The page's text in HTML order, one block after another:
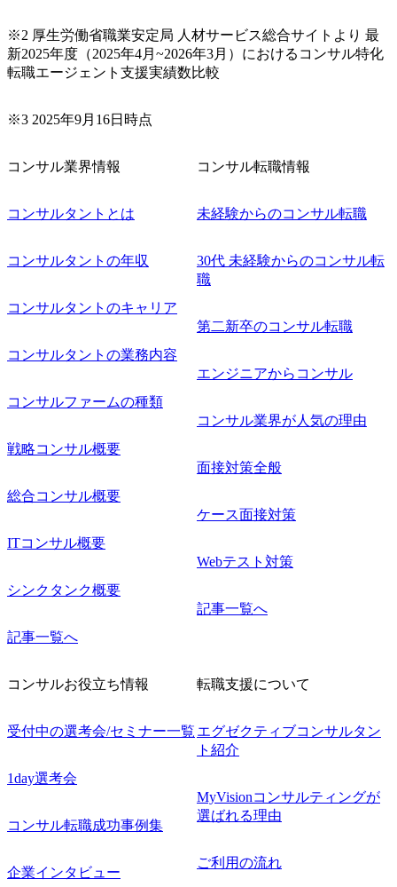
ルティング領域)から参画いただきます。 課題選定から顧客
への企画提案、そして実行までを一気通貫で支援していた
だきます。 アジャイル開発を通じて顧客の要望や提案を柔
軟に取り入れながら改善サイクルを回すため、ご自身の提
きます。 ● 勤務地 東京都渋谷区渋谷3丁目6-7 渋谷金王タワ
則により就業時間内の喫煙を全面的に禁止 ・禁煙サポート
制度あり オンライン ● 必須要件 以下いずれかのご経験をお
件定義～基本設計など上流経験2年以上 ・PMO経験2年以上
工程の経験 ・サブリーダー以上のマネジメント経験 ・お客
様との折衝経験、交渉経験 ・組織課題に対して主体的に業
務改善に取り組まれたご経験 ・アジャイル/スクラムへの興
味関心 ● 求める人物像 ・リーダーシップが取れる方/一人称
で主体的に動ける方 ・年齢にこだわらず、アドバイスを素
直に受け取れる方 ・推進力のある方
※2 厚生労働省職業安定局 人材サービス総合サイトより 最
新2025年度（2025年4月~2026年3月）におけるコンサル特化
転職エージェント支援実績数比較
※3 2025年9月16日時点
コンサル業界情報
コンサルタントとは
コンサルタントの年収
コンサルタントのキャリア
コンサルタントの業務内容
コンサルファームの種類
戦略コンサル概要
総合コンサル概要
ITコンサル概要
シンクタンク概要
記事一覧へ
コンサル転職情報
未経験からのコンサル転職
30代 未経験からのコンサル転
職
第二新卒のコンサル転職
エンジニアからコンサル
コンサル業界が人気の理由
面接対策全般
ケース面接対策
Webテスト対策
記事一覧へ
コンサルお役立ち情報
受付中の選考会/セミナー一覧
1day選考会
コンサル転職成功事例集
企業インタビュー
転職支援について
エグゼクティブコンサルタン
ト紹介
MyVisionコンサルティングが
選ばれる理由
ご利用の流れ